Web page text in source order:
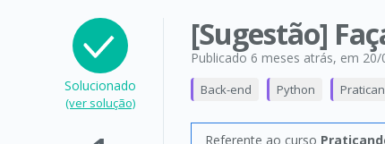
Solucionado
(ver solução)
[Sugestão]
Publicado 6 meses atrás, em 20/
Back-end Python
Referente ao curso